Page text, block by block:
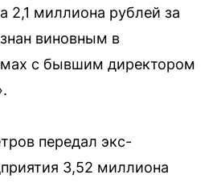
2,1 миллиона рублей за
виновным в
с бывшим директором
передал экс-
3,52 миллиона